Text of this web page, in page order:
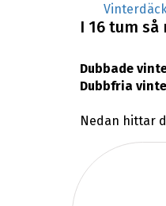
I 16 tum
Dubbade
Dubbfria
Nedan hittar